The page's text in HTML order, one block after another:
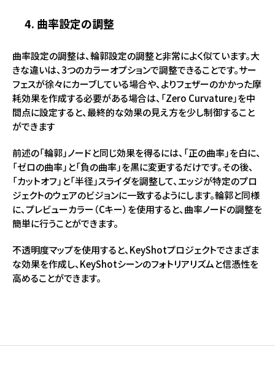
4. 曲率設定の調整
曲率設定の調整は、輪郭設定の調整と非常によく似ています。大
きな違いは、3つのカラーオプションで調整できることです。サー
フェスが徐々にカーブしている場合や、よりフェザーのかかった摩
耗効果を作成する必要がある場合は、「Zero Curvature」を中
間点に設定すると、最終的な効果の見え方を少し制御すること
ができます
前述の「輪郭」ノードと同じ効果を得るには、「正の曲率」を白に、
「ゼロの曲率」と「負の曲率」を黒に変更するだけです。その後、
「カットオフ」と「半径」スライダを調整して、エッジが特定のプロ
ジェクトのウェアのビジョンに一致するようにします。輪郭と同様
に、プレビューカラー（Cキー）を使用すると、曲率ノードの調整を
簡単に行うことができます。
不透明度マップを使用すると、KeyShotプロジェクトでさまざま
な効果を作成し、KeyShotシーンのフォトリアリズムと信憑性を
高めることができます。